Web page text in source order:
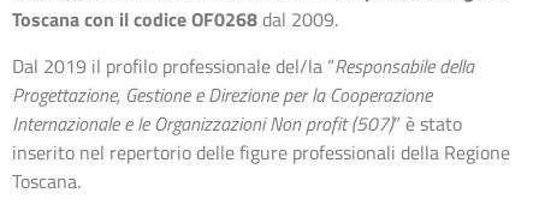
Toscana con il codice OF0268dal 2009.
Dal 2019 il profilo professionale del/la “Responsabile della
Progettazione, Gestione e Direzione per la Cooperazione
Internazionale e le Organizzazioni Non profit (507)” è stato
inserito nel repertorio delle figure professionali della Regione
Toscana.